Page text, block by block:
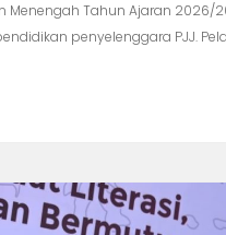
Menengah Tahun Ajaran 2026/
penyelenggara PJJ.